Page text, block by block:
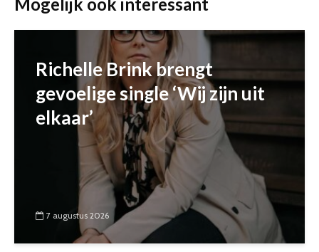
Richelle Brink brengt
gevoelige single ‘Wij zijn uit
elkaar’
7 augustus 2026